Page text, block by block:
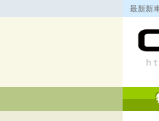
コ
ン
キ
ッ
最新新